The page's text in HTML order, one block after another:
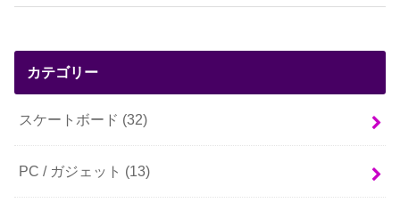
カテゴリー
スケートボード (32)
PC / ガジェット (13)